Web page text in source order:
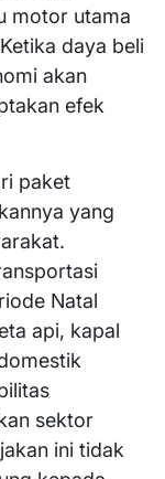
motor utama
daya beli
akan
efek
paket
yang
Natal
api, kapal
sektor
ini tidak